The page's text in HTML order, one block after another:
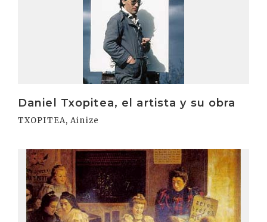
Daniel Txopitea, el artista y su obra
TXOPITEA, Ainize
Irakurri